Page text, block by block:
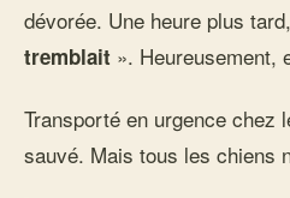
dévorée. Une heure plus
tremblait ». Heureusement,
Transporté en urgence chez
sauvé. Mais tous les chiens